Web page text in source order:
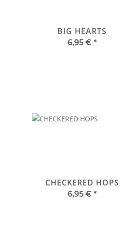
BIG HEARTS
6,95 € *
CHECKERED HOPS
6,95 € *